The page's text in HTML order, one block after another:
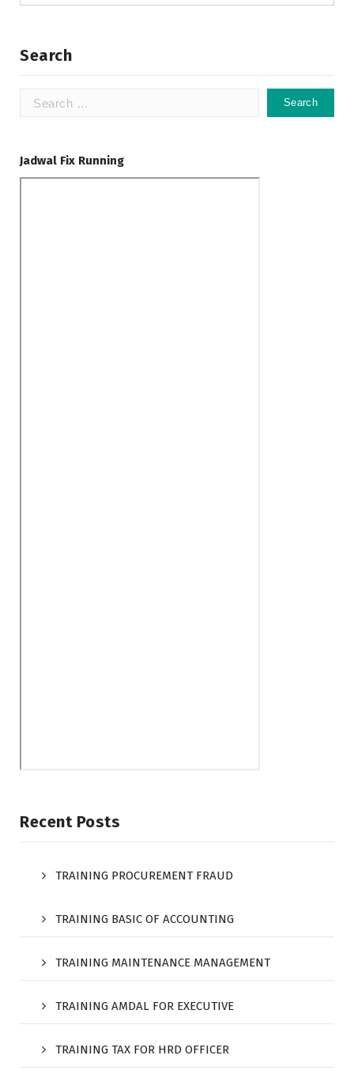
Search
Search
Jadwal Fix Running
Recent Posts
TRAINING PROCUREMENT FRAUD
TRAINING BASIC OF ACCOUNTING
TRAINING MAINTENANCE MANAGEMENT
TRAINING AMDAL FOR EXECUTIVE
TRAINING TAX FOR HRD OFFICER